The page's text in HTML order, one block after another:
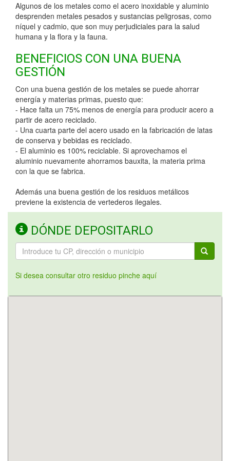
Algunos de los metales como el acero inoxidable y aluminio
desprenden metales pesados y sustancias peligrosas, como
níquel y cadmio, que son muy perjudiciales para la salud
humana y la flora y la fauna.
BENEFICIOS CON UNA BUENA
GESTIÓN
Con una buena gestión de los metales se puede ahorrar
energía y materias primas, puesto que:
- Hace falta un 75% menos de energía para producir acero a
partir de acero reciclado.
- Una cuarta parte del acero usado en la fabricación de latas
de conserva y bebidas es reciclado.
- El aluminio es 100% reciclable. Si aprovechamos el
aluminio nuevamente ahorramos bauxita, la materia prima
con la que se fabrica.
Además una buena gestión de los residuos metálicos
previene la existencia de vertederos ilegales.
DÓNDE DEPOSITARLO
Si desea consultar otro residuo pinche aquí